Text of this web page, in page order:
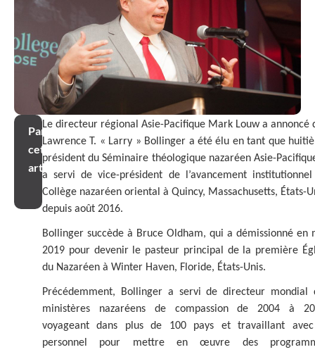
Partager
cet
article
Le directeur régional Asie-Pacifique Mark Louw a annoncé
Lawrence T. « Larry » Bollinger a été élu en tant que
président du Séminaire théologique nazaréen Asie-
a servi de vice-président de l’avancement
Collège nazaréen oriental à Quincy, Massachusetts, États-
depuis août 2016.
Bollinger succède à Bruce Oldham, qui a démissionné en
2019 pour devenir le pasteur principal de la première
du Nazaréen à Winter Haven, Floride, États-Unis.
Précédemment, Bollinger a servi de directeur mondial
ministères nazaréens de compassion de 2004 à
voyageant dans plus de 100 pays et travaillant
personnel pour mettre en œuvre des